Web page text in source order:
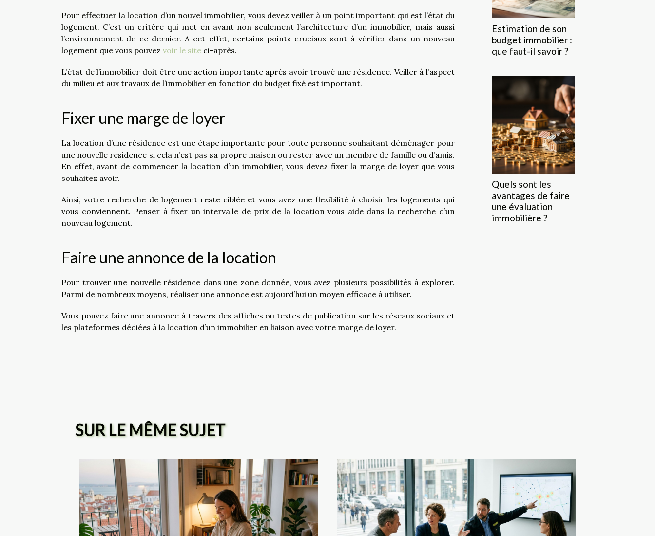
Pour effectuer la location d’un nouvel immobilier, vous devez veiller à un point important qui est l’état du
logement. C’est un critère qui met en avant non seulement l’architecture d’un immobilier, mais aussi
l’environnement de ce dernier. A cet effet, certains points cruciaux sont à vérifier dans un nouveau
logement que vous pouvez voir le site ci-après.
L’état de l’immobilier doit être une action importante après avoir trouvé une résidence. Veiller à l’aspect
du milieu et aux travaux de l’immobilier en fonction du budget fixé est important.
Fixer une marge de loyer
La location d’une résidence est une étape importante pour toute personne souhaitant déménager pour
une nouvelle résidence si cela n’est pas sa propre maison ou rester avec un membre de famille ou d’amis.
En effet, avant de commencer la location d’un immobilier, vous devez fixer la marge de loyer que vous
souhaitez avoir.
Ainsi, votre recherche de logement reste ciblée et vous avez une flexibilité à choisir les logements qui
vous conviennent. Penser à fixer un intervalle de prix de la location vous aide dans la recherche d’un
nouveau logement.
Faire une annonce de la location
Pour trouver une nouvelle résidence dans une zone donnée, vous avez plusieurs possibilités à explorer.
Parmi de nombreux moyens, réaliser une annonce est aujourd’hui un moyen efficace à utiliser.
Vous pouvez faire une annonce à travers des affiches ou textes de publication sur les réseaux sociaux et
les plateformes dédiées à la location d’un immobilier en liaison avec votre marge de loyer.
Estimation de son
budget immobilier :
que faut-il savoir ?
Quels sont les
avantages de faire
une évaluation
immobilière ?
SUR LE MÊME SUJET